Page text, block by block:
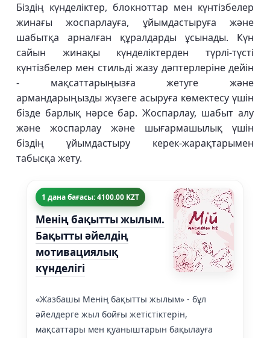
Біздің күнделіктер, блокноттар мен күнтізбелер
жинағы жоспарлауға, ұйымдастыруға және
шабытқа арналған құралдарды ұсынады. Күн
сайын жинақы күнделіктерден түрлі-түсті
күнтізбелер мен стильді жазу дәптерлеріне дейін
- мақсаттарыңызға жетуге және
армандарыңызды жүзеге асыруға көмектесу үшін
бізде барлық нәрсе бар. Жоспарлау, шабыт алу
және жоспарлау және шығармашылық үшін
біздің ұйымдастыру керек-жарақтарымен
табысқа жету.
1 дана бағасы: 4100.00 KZT
Менің бақытты жылым.
Бақытты әйелдің
мотивациялық
күнделігі
«Жазбашы Менің бақытты жылым» - бұл
әйелдерге жыл бойғы жетістіктерін,
мақсаттары мен қуаныштарын бақылауға